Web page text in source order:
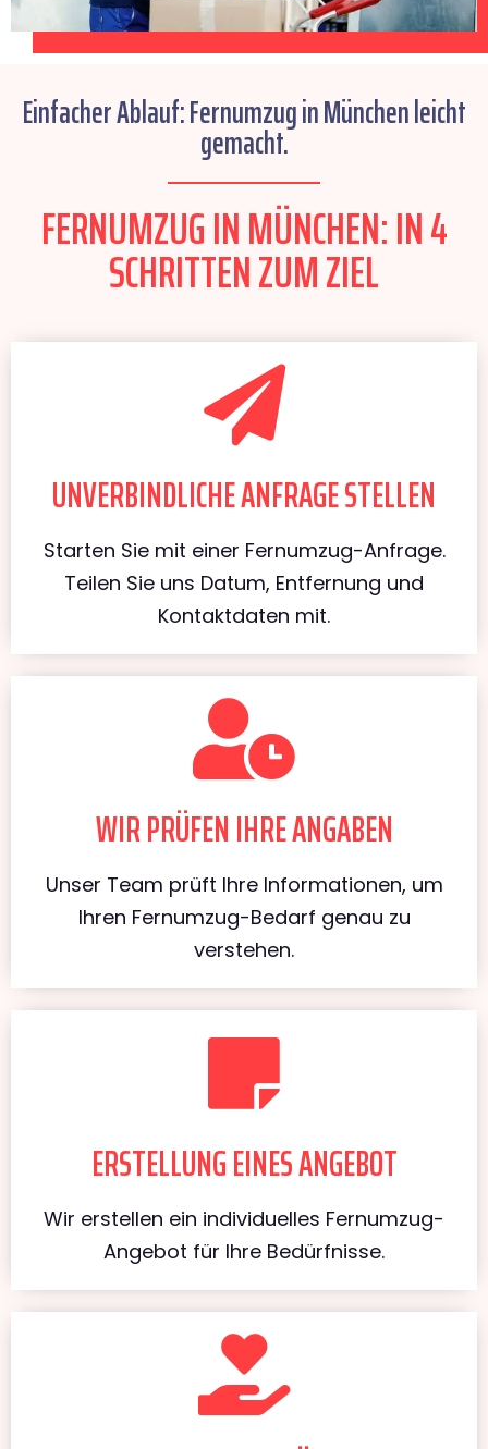
Einfacher Ablauf: Fernumzug in München leicht
gemacht.
FERNUMZUG IN MÜNCHEN: IN 4
SCHRITTEN ZUM ZIEL
UNVERBINDLICHE ANFRAGE STELLEN
Starten Sie mit einer Fernumzug-Anfrage.
Teilen Sie uns Datum, Entfernung und
Kontaktdaten mit.
WIR PRÜFEN IHRE ANGABEN
Unser Team prüft Ihre Informationen, um
Ihren Fernumzug-Bedarf genau zu
verstehen.
ERSTELLUNG EINES ANGEBOT
Wir erstellen ein individuelles Fernumzug-
Angebot für Ihre Bedürfnisse.